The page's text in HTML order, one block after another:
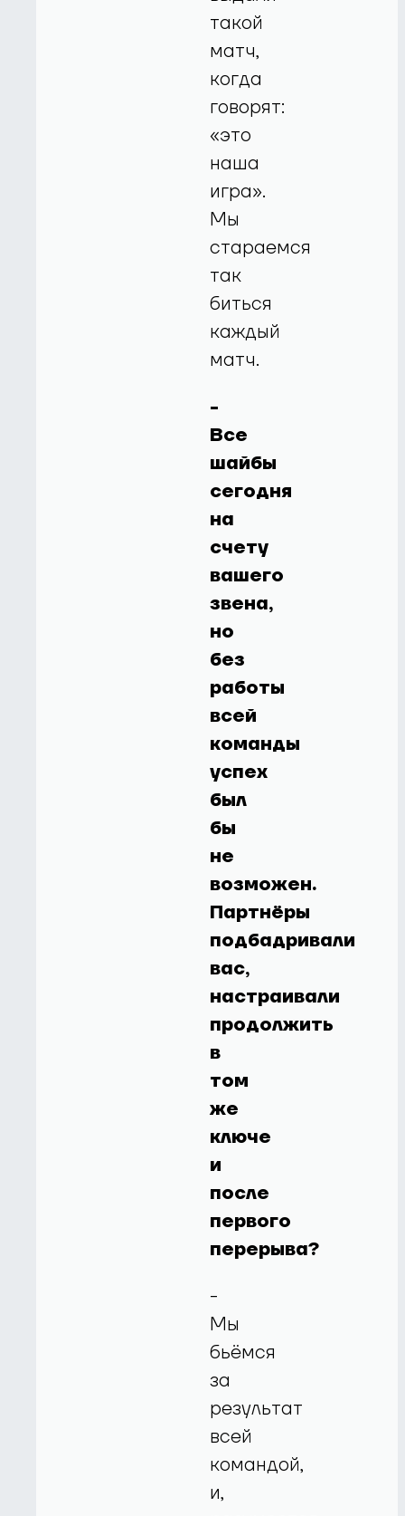
такой
матч,
когда
говорят:
«это
наша
игра».
Мы
стараемся
так
биться
каждый
матч.
-
Все
шайбы
сегодня
на
счету
вашего
звена,
но
без
работы
всей
команды
успех
был
бы
не
возможен.
Партнёры
подбадривали
вас,
настраивали
продолжить
в
том
же
ключе
и
после
первого
перерыва?
-
Мы
бьёмся
за
результат
всей
командой,
и,